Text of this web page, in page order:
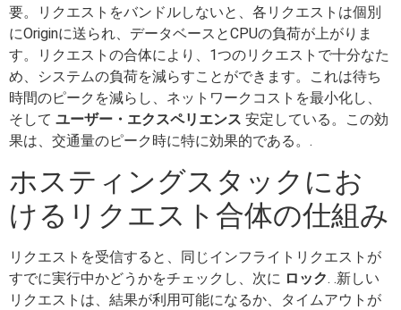
要。リクエストをバンドルしないと、各リクエストは個別
にOriginに送られ、データベースとCPUの負荷が上がりま
す。リクエストの合体により、1つのリクエストで十分なた
め、システムの負荷を減らすことができます。これは待ち
時間のピークを減らし、ネットワークコストを最小化し、
そして ユーザー・エクスペリエンス 安定している。この効
果は、交通量のピーク時に特に効果的である。.
ホスティングスタックにお
けるリクエスト合体の仕組み
リクエストを受信すると、同じインフライトリクエストが
すでに実行中かどうかをチェックし、次に ロック. .新しい
リクエストは、結果が利用可能になるか、タイムアウトが